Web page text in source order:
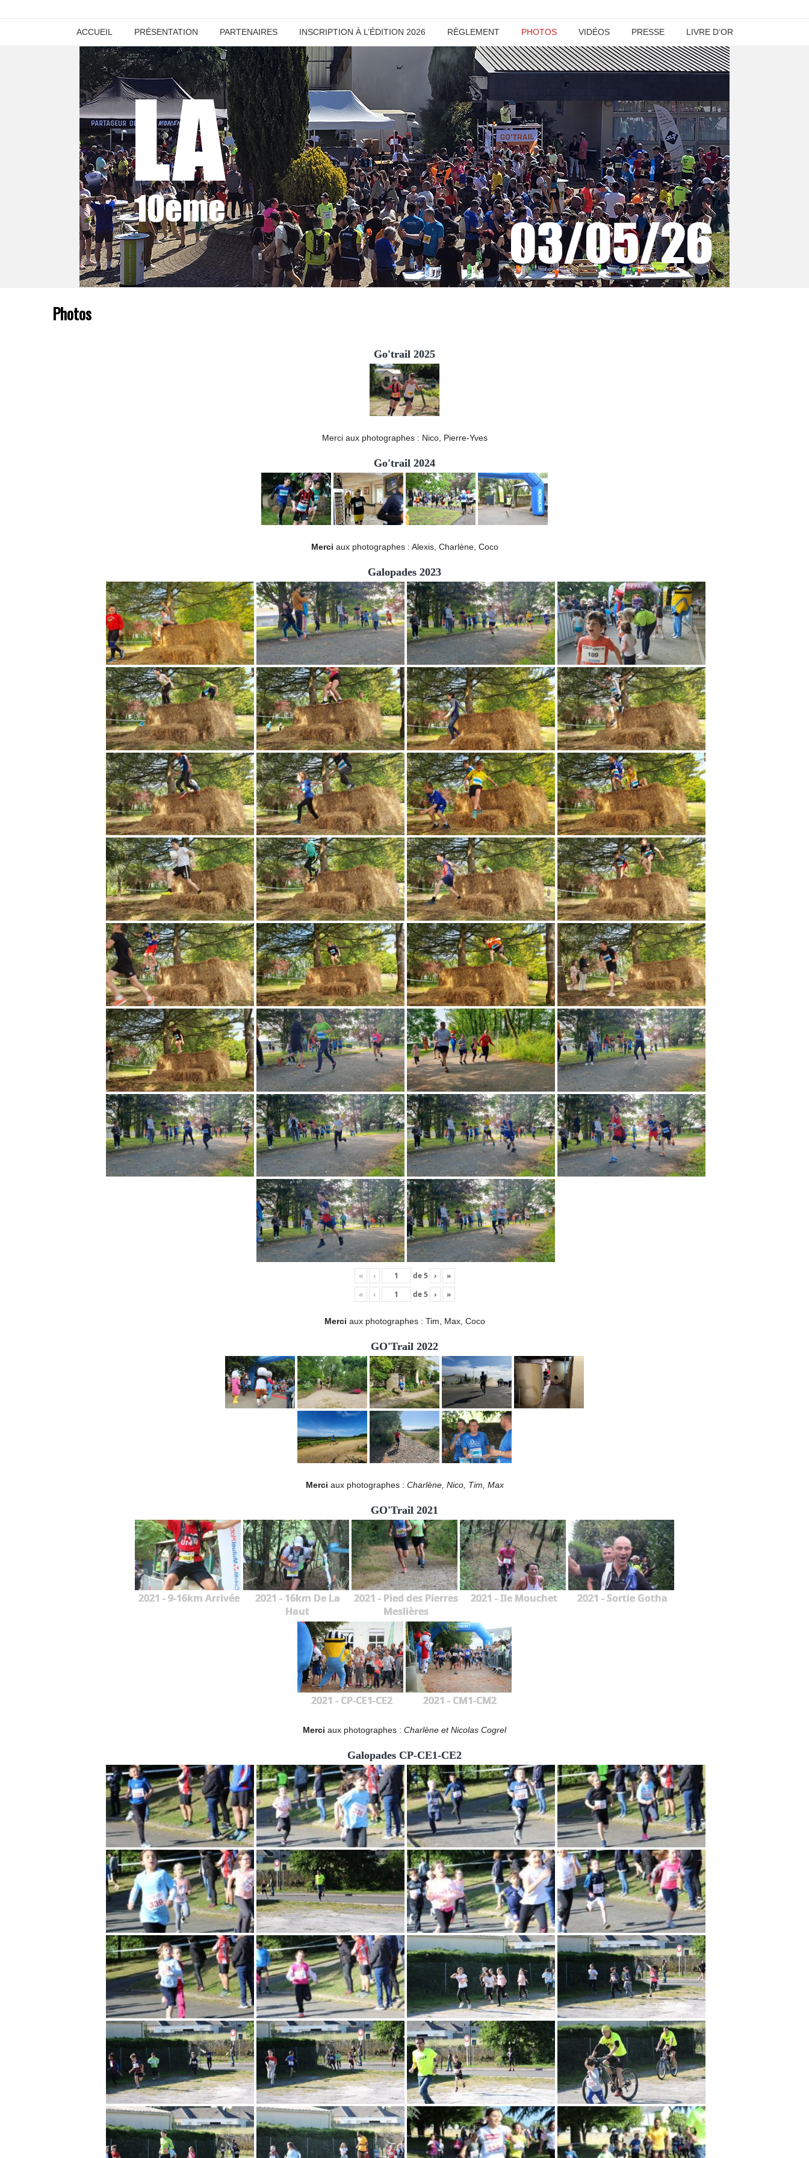
ACCUEIL PRÉSENTATION PARTENAIRES INSCRIPTION À L’ÉDITION 2026 RÈGLEMENT PHOTOS VIDÉOS PRESSE LIVRE D’OR
Photos
Go'trail 2025
Merci aux photographes : Nico, Pierre-Yves
Go'trail 2024
Merci aux photographes : Alexis, Charlène, Coco
Galopades 2023
« ‹ de5 ›
»
«
‹ de5 › »
Merci aux photographes : Tim, Max, Coco
GO'Trail 2022
Merci aux photographes : Charlène, Nico, Tim, Max
GO'Trail 2021
2021 - 9-16km Arrivée
2021 - 16km De La
Haut
2021 - Pied des Pierres
Meslières
2021 - Ile Mouchet 2021 - Sortie Gotha
2021 - CP-CE1-CE2 2021 - CM1-CM2
Merci aux photographes : Charlène et Nicolas Cogrel
Galopades CP-CE1-CE2